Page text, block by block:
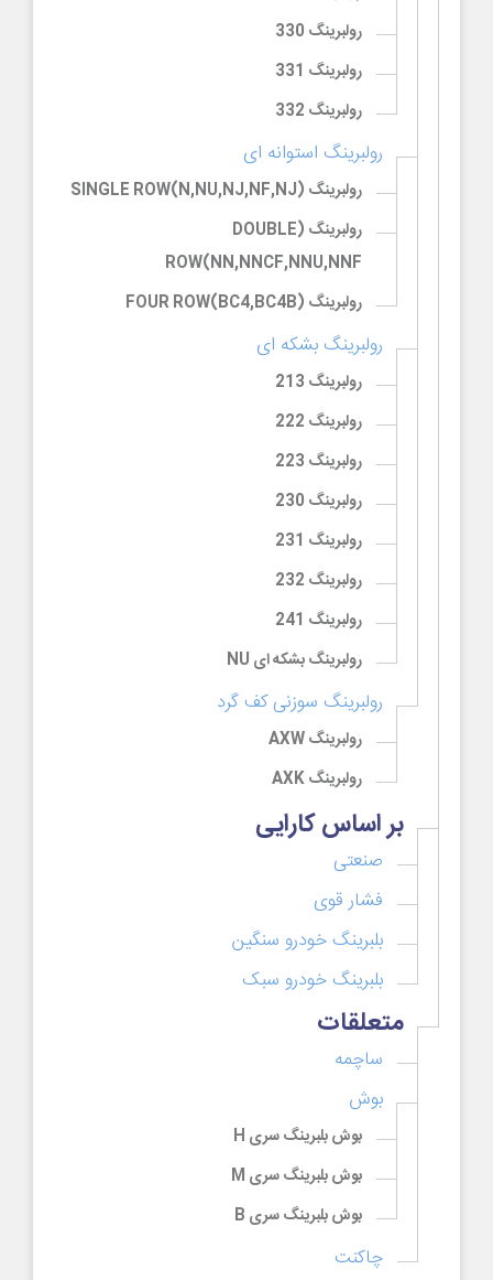
رولبرینگ 330
رولبرینگ 331
رولبرینگ 332
رولبرینگ استوانه ای
رولبرینگ (SINGLE ROW(N,NU,NJ,NF,NJ
رولبرینگ (DOUBLE
ROW(NN,NNCF,NNU,NNF
رولبرینگ (FOUR ROW(BC4,BC4B
رولبرینگ بشکه ای
رولبرینگ 213
رولبرینگ 222
رولبرینگ 223
رولبرینگ 230
رولبرینگ 231
رولبرینگ 232
رولبرینگ 241
رولبرینگ بشکه ای NU
رولبرینگ سوزنی کف گرد
رولبرینگ AXW
رولبرینگ AXK
بر اساس کارایی
صنعتی
فشار قوی
بلبرینگ خودرو سنگین
بلبرینگ خودرو سبک
متعلقات
ساچمه
بوش
بوش بلبرینگ سری H
بوش بلبرینگ سری M
بوش بلبرینگ سری B
چاکنت